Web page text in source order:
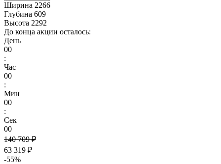
Ширина 2266
Глубина 609
Высота 2292
До конца акции осталось:
День
00
:
Час
00
:
Мин
00
:
Сек
00
140 709 ₽
63 319 ₽
-55%